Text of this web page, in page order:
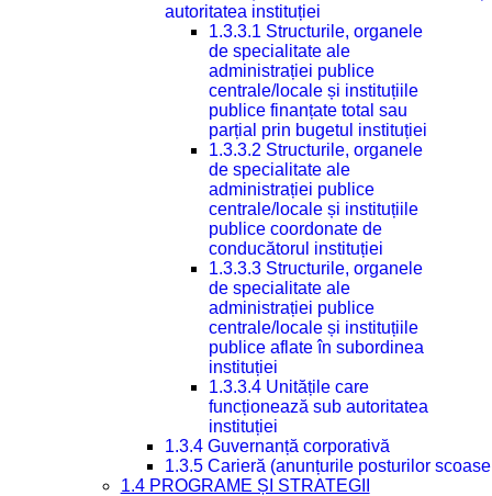
autoritatea instituției
1.3.3.1 Structurile, organele
de specialitate ale
administrației publice
centrale/locale și instituțiile
publice finanțate total sau
parțial prin bugetul instituției
1.3.3.2 Structurile, organele
de specialitate ale
administrației publice
centrale/locale și instituțiile
publice coordonate de
conducătorul instituției
1.3.3.3 Structurile, organele
de specialitate ale
administrației publice
centrale/locale și instituțiile
publice aflate în subordinea
instituției
1.3.3.4 Unitățile care
funcționează sub autoritatea
instituției
1.3.4 Guvernanță corporativă
1.3.5 Carieră (anunțurile posturilor
1.4 PROGRAME ȘI STRATEGII